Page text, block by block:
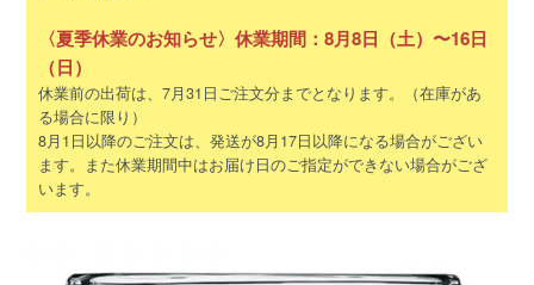
〈夏季休業のお知らせ〉休業期間：8月8日（土）〜16日
（日）
休業前の出荷は、7月31日ご注文分までとなります。（在庫があ
る場合に限り）
8月1日以降のご注文は、発送が8月17日以降になる場合がござい
ます。また休業期間中はお届け日のご指定ができない場合がござ
います。